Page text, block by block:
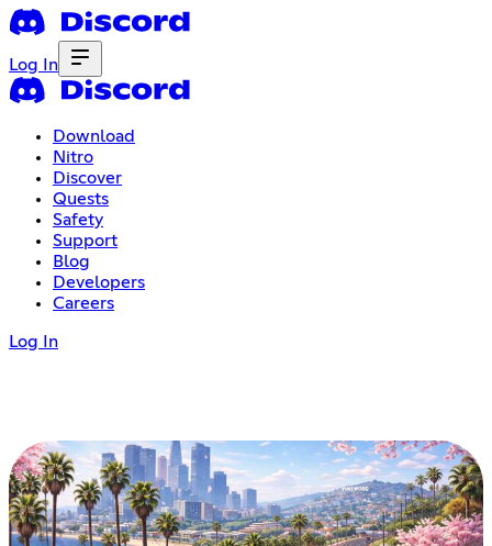
Log In
Download
Nitro
Discover
Quests
Safety
Support
Blog
Developers
Careers
Log In